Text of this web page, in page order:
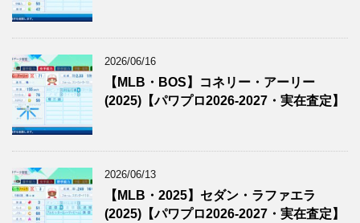
2026/06/16
【MLB・BOS】コネリー・アーリー
(2025)【パワプロ2026-2027・実在査定】
2026/06/13
【MLB・2025】セダン・ラファエラ
(2025)【パワプロ2026-2027・実在査定】